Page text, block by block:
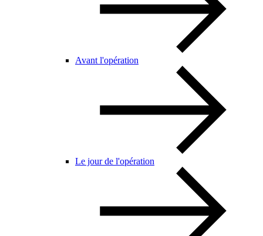
Avant l'opération
Le jour de l'opération